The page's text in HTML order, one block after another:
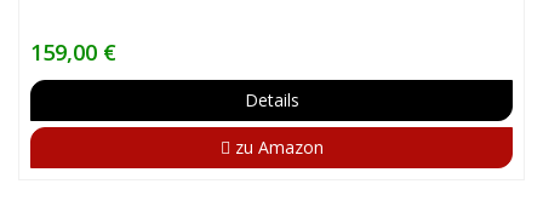
159,00 €
Details
zu Amazon